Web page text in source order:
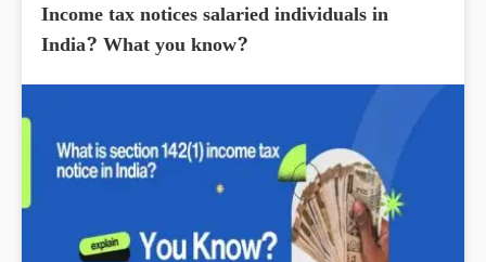
Income tax notices salaried individuals in
India? What you know?